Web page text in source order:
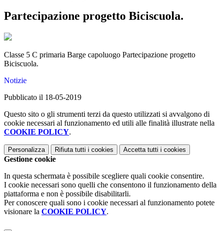
Partecipazione progetto Biciscuola.
Classe 5 C primaria Barge capoluogo Partecipazione progetto
Biciscuola.
Notizie
Pubblicato il 18-05-2019
Questo sito o gli strumenti terzi da questo utilizzati si avvalgono di
cookie necessari al funzionamento ed utili alle finalità illustrate nella
COOKIE POLICY.
Personalizza Rifiuta tutti i cookies Accetta tutti i cookies
Gestione cookie
In questa schermata è possibile scegliere quali cookie consentire.
I cookie necessari sono quelli che consentono il funzionamento della
piattaforma e non è possibile disabilitarli.
Per conoscere quali sono i cookie necessari al funzionamento potete
visionare la COOKIE POLICY.